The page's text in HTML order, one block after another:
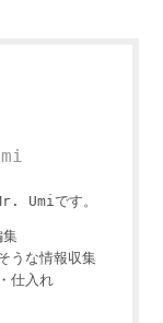
Umiです。
集
うな情報収集
仕入れ